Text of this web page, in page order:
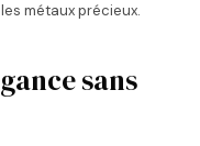
métaux précieux.
sans